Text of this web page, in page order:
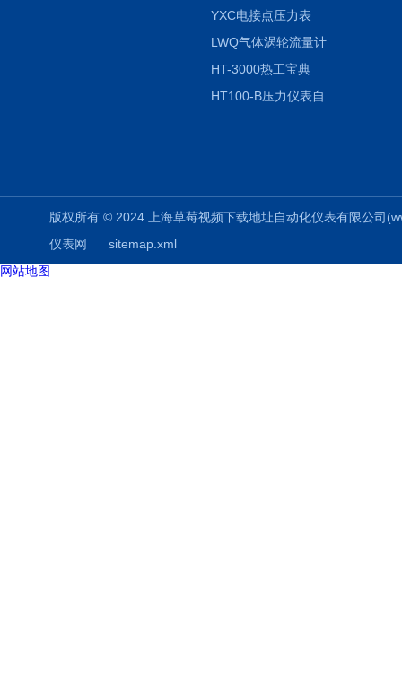
YXC电接点压力表
LWQ气体涡轮流量计
HT-3000热工宝典
版权所有 © 2024 上海草莓视频下载地址自动化仪表有限公
仪表网
sitemap.xml
网站地图